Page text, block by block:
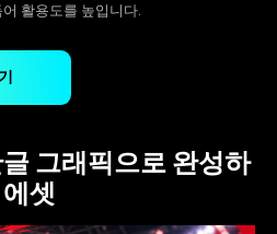
활용도를 높입니다.
그래픽으로 완성하
셋